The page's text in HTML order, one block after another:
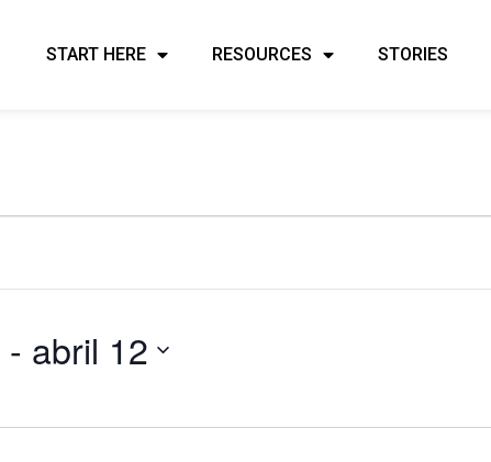
START HERE RESOURCES STORIES
- abril 12